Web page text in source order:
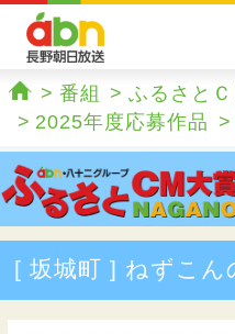
ホーム
番組
ふるさと
2025年度応募作品
[ 坂城町 ] ねずこん